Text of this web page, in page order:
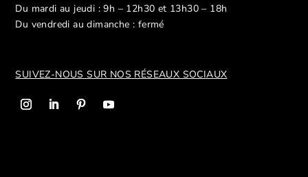
Du mardi au jeudi : 9h – 12h30 et 13h30 – 18h
Du vendredi au dimanche : fermé
SUIVEZ-NOUS SUR NOS RÉSEAUX SOCIAUX